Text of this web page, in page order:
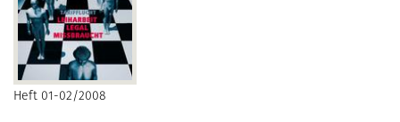
Heft 01-02/2008